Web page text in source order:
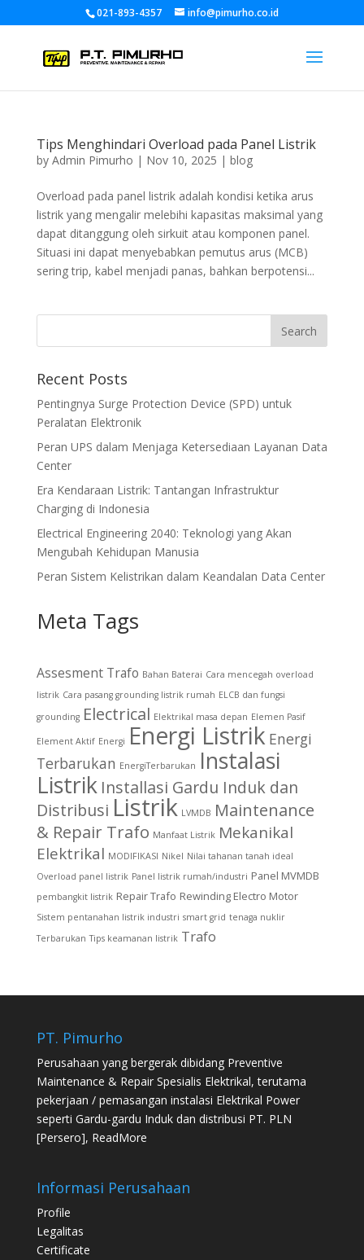
021-893-4357 info@pimurho.co.id
Tips Menghindari Overload pada Panel Listrik
by Admin Pimurho | Nov 10, 2025 | blog
Overload pada panel listrik adalah kondisi ketika arus
listrik yang mengalir melebihi kapasitas maksimal yang
dapat ditanggung oleh sirkuit atau komponen panel.
Situasi ini dapat menyebabkan pemutus arus (MCB)
sering trip, kabel menjadi panas, bahkan berpotensi...
Recent Posts
Pentingnya Surge Protection Device (SPD) untuk
Peralatan Elektronik
Peran UPS dalam Menjaga Ketersediaan Layanan Data
Center
Era Kendaraan Listrik: Tantangan Infrastruktur
Charging di Indonesia
Electrical Engineering 2040: Teknologi yang Akan
Mengubah Kehidupan Manusia
Peran Sistem Kelistrikan dalam Keandalan Data Center
Meta Tags
Assesment Trafo Bahan Baterai Cara mencegah overload
listrik Cara pasang grounding listrik rumah ELCB dan fungsi
grounding Electrical Elektrikal masa depan Elemen Pasif
Element Aktif Energi Energi Listrik Energi
Terbarukan EnergiTerbarukan Instalasi
Listrik Installasi Gardu Induk dan
Distribusi Listrik LVMDB Maintenance
& Repair Trafo Manfaat Listrik Mekanikal
Elektrikal MODIFIKASI Nikel Nilai tahanan tanah ideal
Overload panel listrik Panel listrik rumah/industri Panel MVMDB
pembangkit listrik Repair Trafo Rewinding Electro Motor
Sistem pentanahan listrik industri smart grid tenaga nuklir
Terbarukan Tips keamanan listrik Trafo
PT. Pimurho
Perusahaan yang bergerak dibidang Preventive
Maintenance & Repair Spesialis Elektrikal, terutama
pekerjaan / pemasangan instalasi Elektrikal Power
seperti Gardu-gardu Induk dan distribusi PT. PLN
[Persero], ReadMore
Informasi Perusahaan
Profile
Legalitas
Certificate